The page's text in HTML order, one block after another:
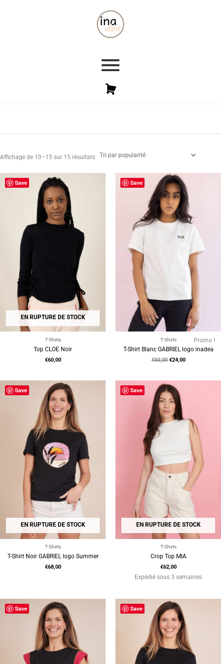
Affichage de 10–15 sur 15 résultats
par
Save
EN RUPTURE DE STOCK
T-Shirts
Top CLOE Noir
€60,00
Save
Promo !
T-Shirts
T-Shirt Blanc GABRIEL logo inadea
€60,00
Le
prix
initial
était :
€60,00.
€24,00
prix
actuel
est :
€24,00.
Save
EN RUPTURE DE STOCK
T-Shirts
T-Shirt Noir GABRIEL logo Summer
€68,00
Save
EN RUPTURE DE STOCK
T-Shirts
Crop Top MIA
€62,00
Expédié sous 3 semaines
Save Save